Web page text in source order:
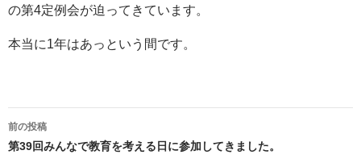
の第4定例会が迫ってきています。
本当に1年はあっという間です。
稿
前の投稿
第39回みんなで教育を考える日に参加してきました。